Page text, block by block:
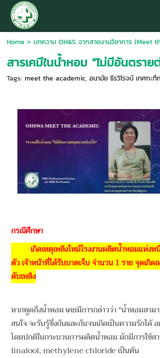
Home > บทความ OH&S จากสายงานวิชาการ (Meet
สารเคมีในน้ำหอม “ไม่มีอันตรา
Tags: meet the academic, อนามัย ธีรวิโรจน์ เทศกะทึก
กรณีศึกษา
เกิดเหตุเพลิงไหม้โรงงานผลิตน้ำหอมแห่งหนึ่
ตัว เจ้าหน้าที่ได้รับบาดเจ็บ จำนวน 1 ราย จุดเกิ
ดับเพลิง
หากพูดถึงน้ำหอม เคยมีการกล่าวว่า “น้ำหอมสา
สนใจ จะรับรู้ซึ่งกันและกันจนเกิดเป็นความรักไ
โดยปกติในกระบวนการผลิตน้ำหอม มักมีการ
linalool, methylene chloride เป็นต้น